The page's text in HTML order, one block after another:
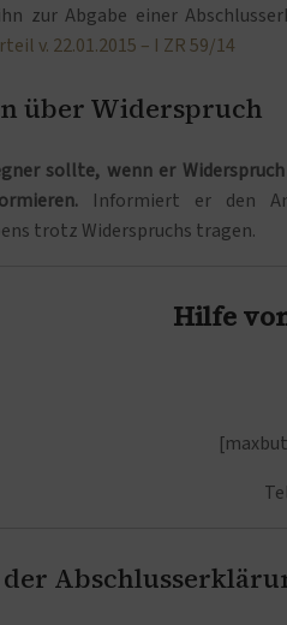
zur Abgabe einer
v. 22.01.2015 – I ZR 59/14
über Widerspruch
sollte, wenn er
Informiert er den
trotz Widerspruchs tragen.
Hilfe